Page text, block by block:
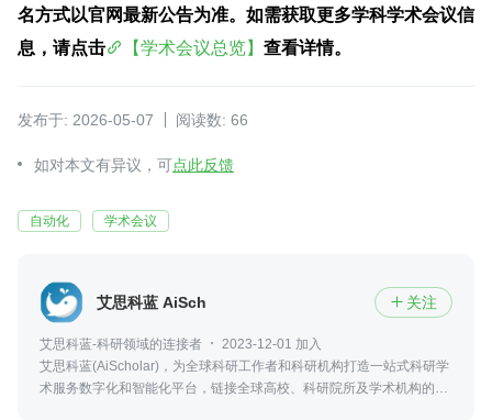
名方式以官网最新公告为准。如需获取更多学科学术会议信
息，请点击
【学术会议总览】 查看详情。
发布于: 2026-05-07 阅读数: 66
如对本文有异议，可点此反馈
自动化 学术会议
艾思科蓝 AiScholar  关注
艾思科蓝-科研领域的连接者
2023-12-01 加入
艾思科蓝(AiScholar)，为全球科研工作者和科研机构打造一站式科研学
术服务数字化和智能化平台，链接全球高校、科研院所及学术机构的优